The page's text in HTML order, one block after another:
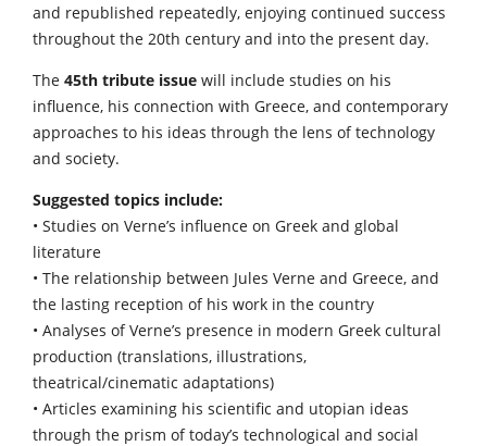
and republished repeatedly, enjoying continued success
throughout the 20th century and into the present day.
The 45th tribute issue will include studies on his
influence, his connection with Greece, and contemporary
approaches to his ideas through the lens of technology
and society.
Suggested topics include:
• Studies on Verne’s influence on Greek and global
literature
• The relationship between Jules Verne and Greece, and
the lasting reception of his work in the country
• Analyses of Verne’s presence in modern Greek cultural
production (translations, illustrations,
theatrical/cinematic adaptations)
• Articles examining his scientific and utopian ideas
through the prism of today’s technological and social